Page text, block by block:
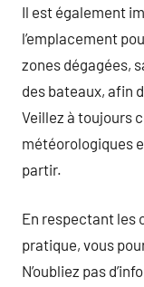
Il est également
l’emplacement
zones dégagées,
des bateaux, afin
Veillez à toujours
météorologiques
partir.
En respectant les
pratique, vous
N’oubliez pas